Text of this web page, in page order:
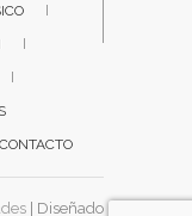
CONTACTO
| Diseñado